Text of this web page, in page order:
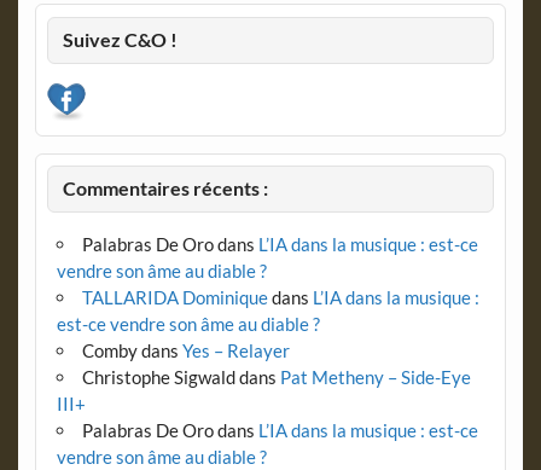
Suivez C&O !
Commentaires récents :
Palabras De Orodans L’IA dans la musique : est-ce
vendre son âme au diable ?
TALLARIDA Dominiquedans L’IA dans la musique :
est-ce vendre son âme au diable ?
Combydans Yes – Relayer
Christophe Sigwalddans Pat Metheny – Side-Eye
III+
Palabras De Orodans L’IA dans la musique : est-ce
vendre son âme au diable ?